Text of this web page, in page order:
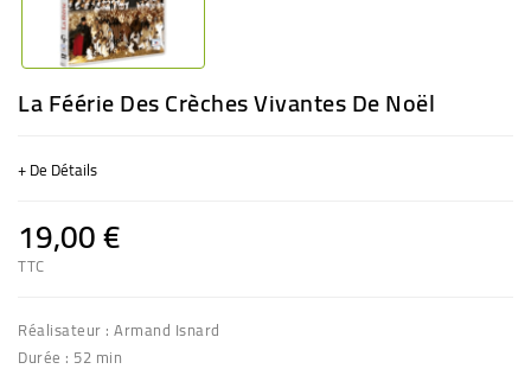
La Féérie Des Crèches Vivantes De Noël
+ De Détails
19,00 €
TTC
Réalisateur : Armand Isnard
Durée : 52 min